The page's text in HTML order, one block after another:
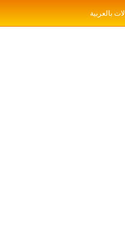
بالعربية